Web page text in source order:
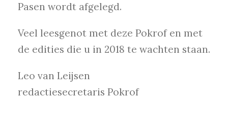
Pasen wordt afgelegd.
Veel leesgenot met deze Pokrof en met
de edities die u in 2018 te wachten staan.
Leo van Leijsen
redactiesecretaris Pokrof